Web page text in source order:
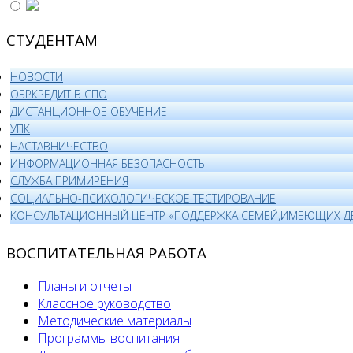
СТУДЕНТАМ
НОВОСТИ
ОБРКРЕДИТ В СПО
ДИСТАНЦИОННОЕ ОБУЧЕНИЕ
УПК
НАСТАВНИЧЕСТВО
ИНФОРМАЦИОННАЯ БЕЗОПАСНОСТЬ
СЛУЖБА ПРИМИРЕНИЯ
СОЦИАЛЬНО-ПСИХОЛОГИЧЕСКОЕ ТЕСТИРОВАНИЕ
КОНСУЛЬТАЦИОННЫЙ ЦЕНТР «ПОДДЕРЖКА СЕМЕЙ,ИМЕЮЩИХ
ВОСПИТАТЕЛЬНАЯ РАБОТА
Планы и отчеты
Классное руководство
Методические материалы
Программы воспитания